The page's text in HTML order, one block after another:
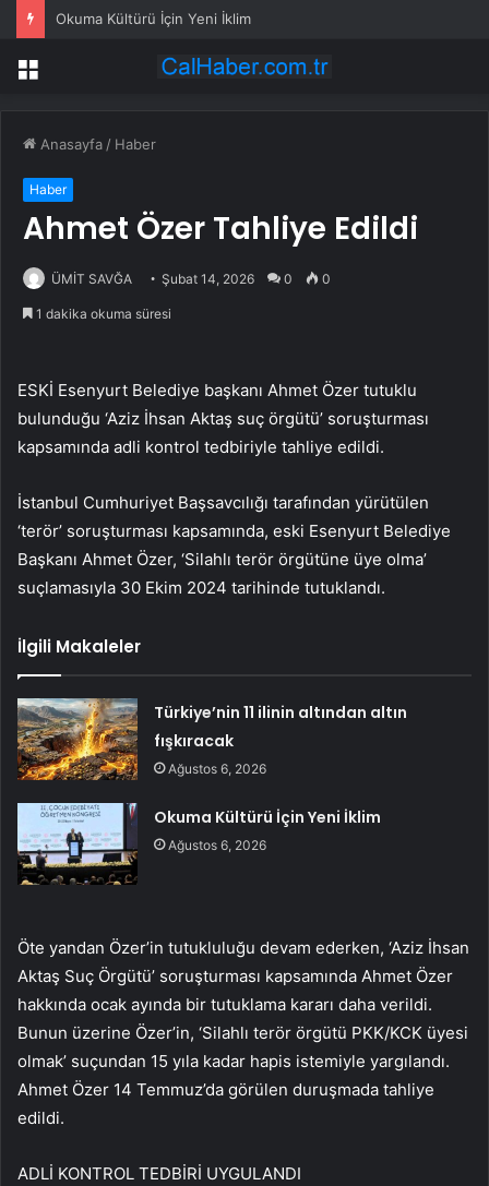
Okuma Kültürü İçin Yeni İklim
Menü
Anasayfa / Haber
Haber
Ahmet Özer Tahliye Edildi
ÜMİT SAVĞA Şubat 14, 2026 0 0
1 dakika okuma süresi
ESKİ Esenyurt Belediye başkanı Ahmet Özer tutuklu
bulunduğu ‘Aziz İhsan Aktaş suç örgütü’ soruşturması
kapsamında adli kontrol tedbiriyle tahliye edildi.
İstanbul Cumhuriyet Başsavcılığı tarafından yürütülen
‘terör’ soruşturması kapsamında, eski Esenyurt Belediye
Başkanı Ahmet Özer, ‘Silahlı terör örgütüne üye olma’
suçlamasıyla 30 Ekim 2024 tarihinde tutuklandı.
İlgili Makaleler
Türkiye’nin 11 ilinin altından altın
fışkıracak
Ağustos 6, 2026
Okuma Kültürü İçin Yeni İklim
Ağustos 6, 2026
Öte yandan Özer’in tutukluluğu devam ederken, ‘Aziz İhsan
Aktaş Suç Örgütü’ soruşturması kapsamında Ahmet Özer
hakkında ocak ayında bir tutuklama kararı daha verildi.
Bunun üzerine Özer’in, ‘Silahlı terör örgütü PKK/KCK üyesi
olmak’ suçundan 15 yıla kadar hapis istemiyle yargılandı.
Ahmet Özer 14 Temmuz’da görülen duruşmada tahliye
edildi.
ADLİ KONTROL TEDBİRİ UYGULANDI